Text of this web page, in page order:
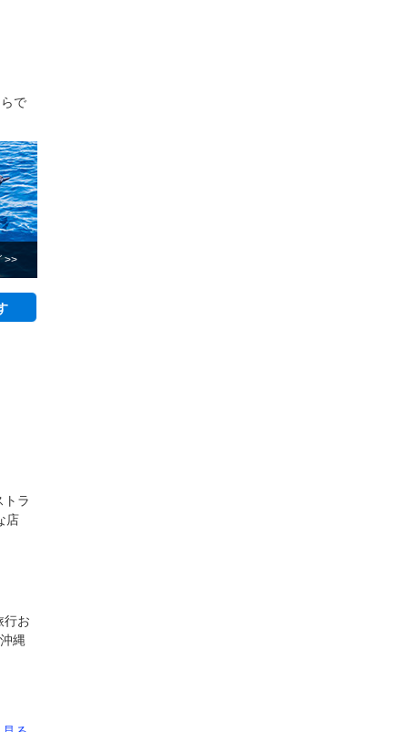
で
>>
トラ
店
行お
縄